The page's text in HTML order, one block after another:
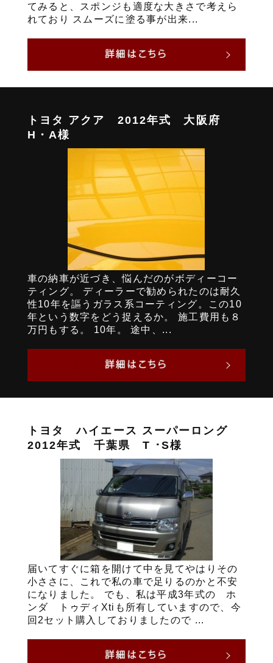
てみると、スポンジも適度な大きさで考えら
れており スムーズに塗る事が出来...
トヨタ アクア 2012年式 大阪府
H・A様
車の納車が近づき、悩んだのがボディーコー
ティング。 ディーラーで勧められたのは耐久
性10年を謳うガラス系コーティング。この10
年という数字をどう捉えるか。 施工費用も８
万円もする。 10年。 途中、...
トヨタ ハイエース スーパーロング
2012年式 千葉県 T ･S様
届いてすぐに箱を開けて中を見てやはりその
小ささに、これで私の車で足りるのかと不安
になりました。 でも、私は平成3年式の ホ
ンダ トゥディXtiも所有していますので、今
回2セット購入しておりましたので ...